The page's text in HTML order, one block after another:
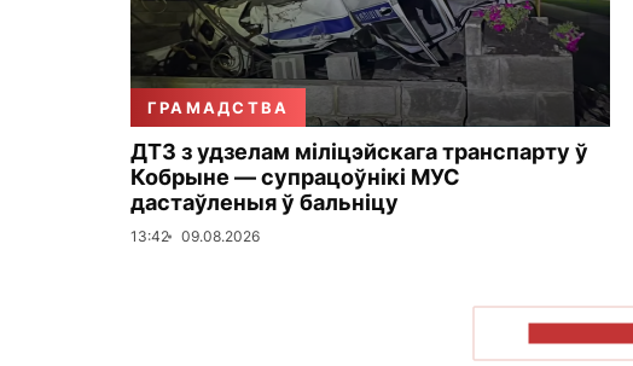
ГРАМАДСТВА
ДТЗ з удзелам міліцэйскага транспарту ў
Кобрыне — супрацоўнікі МУС
дастаўленыя ў бальніцу
13:42 09.08.2026